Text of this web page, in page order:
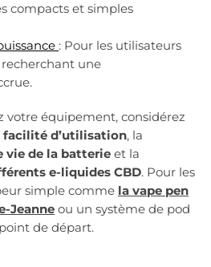
compacts et simples
: Pour les utilisateurs
une
votre équipement, considérez
facilité d’utilisation, la
vie de la batterie et la
e-liquides CBD. Pour les
simple comme la vape pen
Jeanne ou un système de pod
de départ.